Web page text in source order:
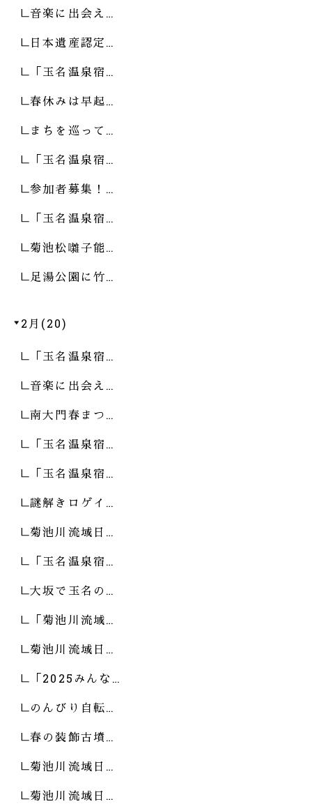
音楽に出会え…
日本遺産認定…
「玉名温泉宿…
春休みは早起…
まちを巡って…
「玉名温泉宿…
参加者募集！…
「玉名温泉宿…
菊池松囃子能…
足湯公園に竹…
2月(20)
「玉名温泉宿…
音楽に出会え…
南大門春まつ…
「玉名温泉宿…
「玉名温泉宿…
謎解きロゲイ…
菊池川流域日…
「玉名温泉宿…
大坂で玉名の…
「菊池川流域…
菊池川流域日…
「2025みんな…
のんびり自転…
春の装飾古墳…
菊池川流域日…
菊池川流域日…